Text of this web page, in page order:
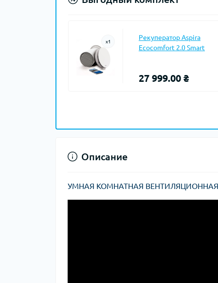
x1
Рекуператор Aspira
Ecocomfort 2.0 Smart
27 999.00 ₴
Описание
УМНАЯ КОМНАТНАЯ